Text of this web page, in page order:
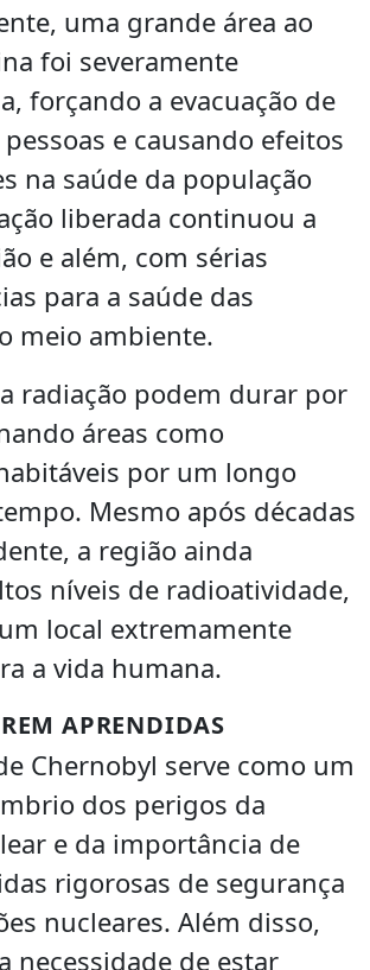
uma grande área ao
foi severamente
forçando a evacuação de
e causando efeitos
na saúde da população
liberada continuou a
e além, com sérias
para a saúde das
meio ambiente.
radiação podem durar por
áreas como
por um longo
Mesmo após décadas
a região ainda
níveis de radioatividade,
local extremamente
a vida humana.
APRENDIDAS
Chernobyl serve como um
dos perigos da
e da importância de
rigorosas de segurança
nucleares. Além disso,
necessidade de estar